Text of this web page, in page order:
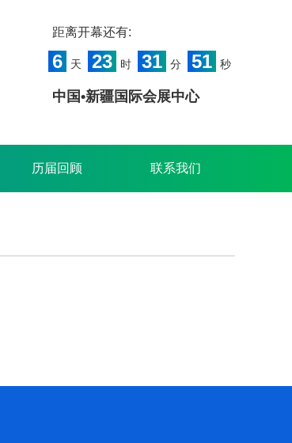
距离开幕还有:
6 天 23 时 31 分 51 秒
中国•新疆国际会展中心
历届回顾 联系我们